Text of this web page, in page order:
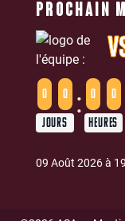
PROCHAIN
0 0
JOURS
: 0 0
HEURES
09 Août 2026 à